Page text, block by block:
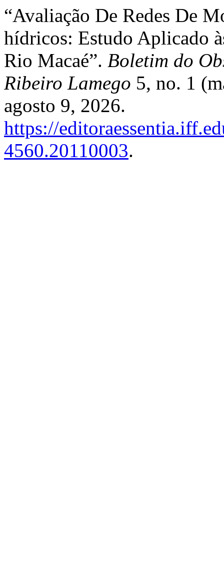
“Avaliação De Redes De
hídricos: Estudo Aplicado
Rio Macaé”. Boletim do
Ribeiro Lamego 5, no. 1
agosto 9, 2026.
https://
4560.20110003.